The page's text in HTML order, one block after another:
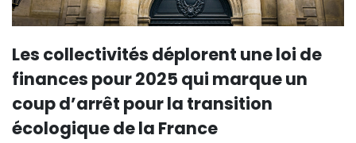
Les collectivités déplorent une loi de
finances pour 2025 qui marque un
coup d’arrêt pour la transition
écologique de la France